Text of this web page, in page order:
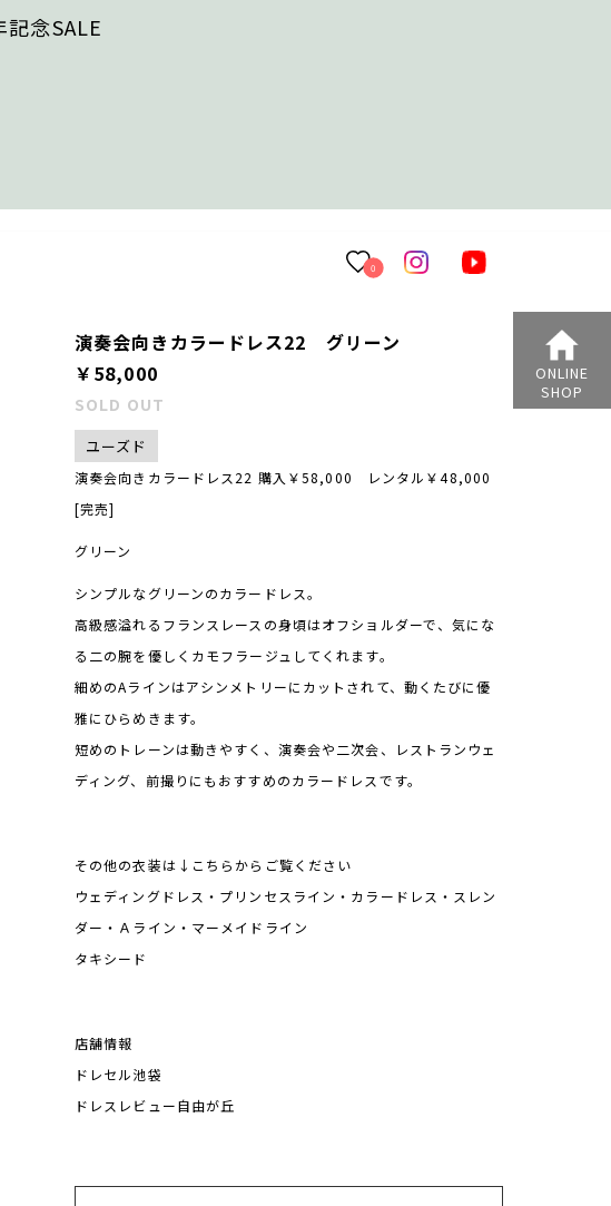
念SALE
0
演奏会向きカラードレス22 グリーン
￥58,000
SOLD OUT
ユーズド
演奏会向きカラードレス22 購入￥58,000 レンタル￥48,000
[完売]
グリーン
シンプルなグリーンのカラードレス。
高級感溢れるフランスレースの身頃はオフショルダーで、気にな
る二の腕を優しくカモフラージュしてくれます。
細めのAラインはアシンメトリーにカットされて、動くたびに優
雅にひらめきます。
短めのトレーンは動きやすく、演奏会や二次会、レストランウェ
ディング、前撮りにもおすすめのカラードレスです。
その他の衣装は↓こちらからご覧ください
ウェディングドレス ・ プリンセスライン ・ カラードレス ・ スレン
ダー ・ Ａライン ・ マーメイドライン
タキシード
店舗情報
ドレセル池袋
ドレスレビュー自由が丘
ONLINE
SHOP